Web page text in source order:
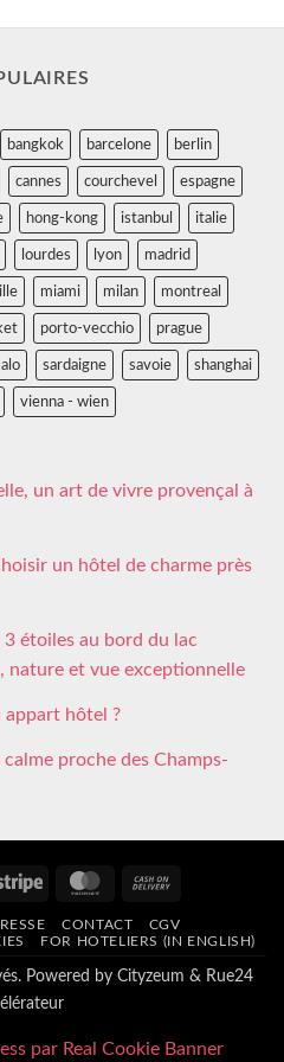
bangkok barcelone berlin
cannes courchevel espagne
hong-kong istanbul italie
lourdes lyon madrid
miami milan montreal
porto-vecchio prague
sardaigne savoie shanghai
vienna - wien
un art de vivre provençal à
un hôtel de charme près
étoiles au bord du lac
nature et vue exceptionnelle
appart hôtel ?
proche des Champs-
Stripe MasterCard
Delivery
CONTACT
CGV
FOR HOTELIERS (IN ENGLISH)
Powered by Cityzeum & Rue24
par Real Cookie Banner